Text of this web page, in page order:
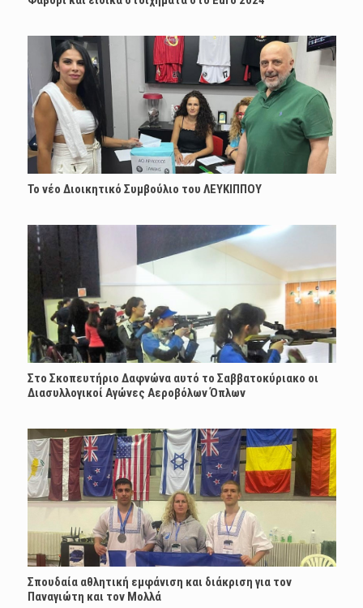
Το νέο Διοικητικό Συμβούλιο του ΛΕΥΚΙΠΠΟΥ
Στο Σκοπευτήριο Δαφνώνα αυτό το Σαββατοκύριακο οι
Διασυλλογικοί Αγώνες Αεροβόλων Όπλων
Σπουδαία αθλητική εμφάνιση και διάκριση για τον
Παναγιώτη και τον Μολλά